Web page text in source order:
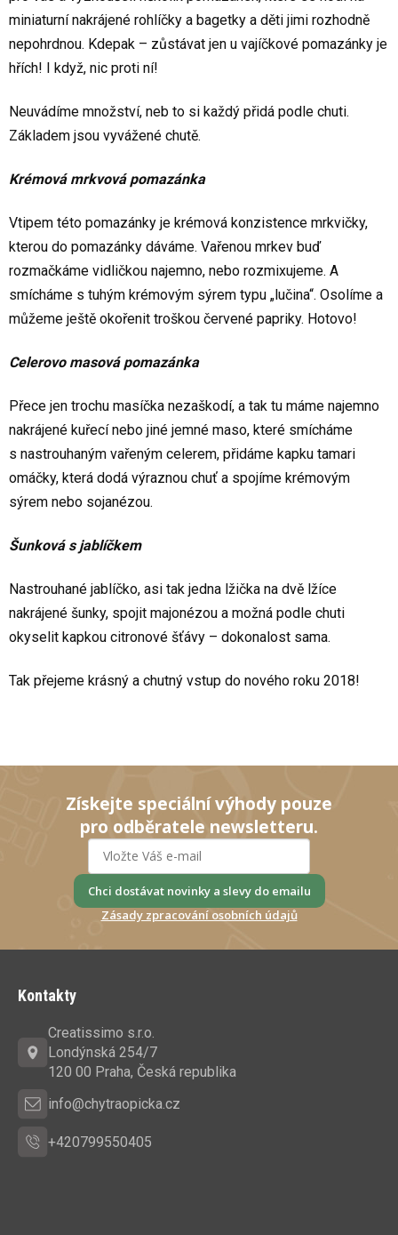
miniaturní nakrájené rohlíčky a bagetky a děti jimi rozhodně
nepohrdnou. Kdepak – zůstávat jen u vajíčkové pomazánky je
hřích! I když, nic proti ní!
Neuvádíme množství, neb to si každý přidá podle chuti.
Základem jsou vyvážené chutě.
Krémová mrkvová pomazánka
Vtipem této pomazánky je krémová konzistence mrkvičky,
kterou do pomazánky dáváme. Vařenou mrkev buď
rozmačkáme vidličkou najemno, nebo rozmixujeme. A
smícháme s tuhým krémovým sýrem typu „lučina“. Osolíme a
můžeme ještě okořenit troškou červené papriky. Hotovo!
Celerovo masová pomazánka
Přece jen trochu masíčka nezaškodí, a tak tu máme najemno
nakrájené kuřecí nebo jiné jemné maso, které smícháme
s nastrouhaným vařeným celerem, přidáme kapku tamari
omáčky, která dodá výraznou chuť a spojíme krémovým
sýrem nebo sojanézou.
Šunková s jablíčkem
Nastrouhané jablíčko, asi tak jedna lžička na dvě lžíce
nakrájené šunky, spojit majonézou a možná podle chuti
okyselit kapkou citronové šťávy – dokonalost sama.
Tak přejeme krásný a chutný vstup do nového roku 2018!
Získejte speciální výhody pouze
pro odběratele newsletteru.
Chci dostávat novinky a slevy do emailu
Zásady zpracování osobních údajů
Kontakty
Creatissimo s.r.o.
Londýnská 254/7
120 00 Praha, Česká republika
info@chytraopicka.cz
+420799550405